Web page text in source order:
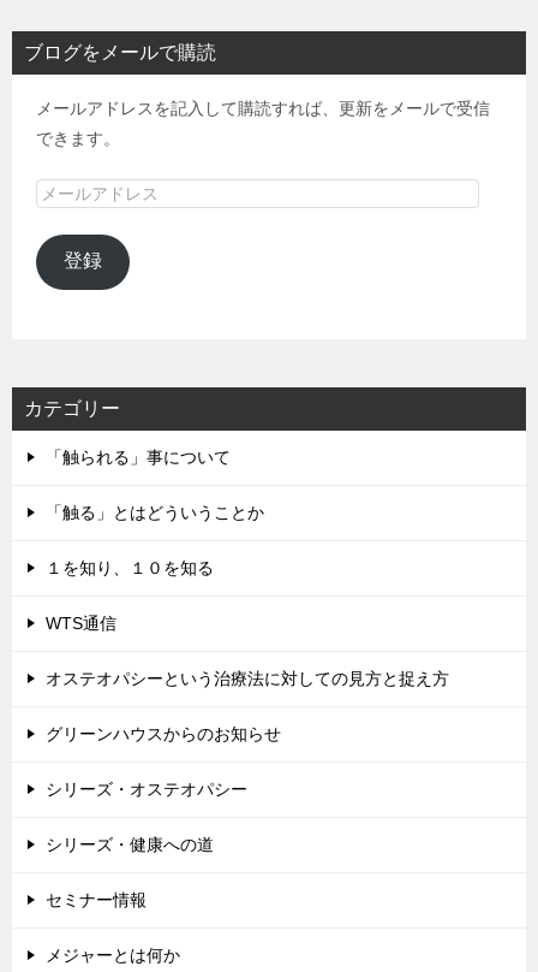
ブログをメールで購読
メールアドレスを記入して購読すれば、更新をメールで受信
できます。
メ
ル
ア
登録
カテゴリー
「触られる」事について
「触る」とはどういうことか
１を知り、１０を知る
WTS通信
オステオパシーという治療法に対しての見方と捉え方
グリーンハウスからのお知らせ
シリーズ・オステオパシー
シリーズ・健康への道
セミナー情報
メジャーとは何か